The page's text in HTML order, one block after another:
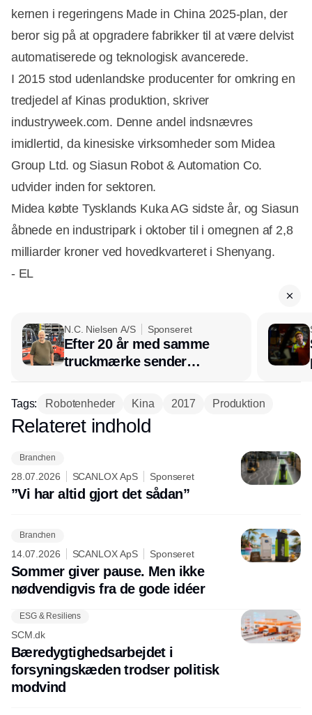
kernen i regeringens Made in China 2025-plan, der
beror sig på at opgradere fabrikker til at være delvist
automatiserede og teknologisk avancerede.
I 2015 stod udenlandske producenter for omkring en
tredjedel af Kinas produktion, skriver
industryweek.com. Denne andel indsnævres
imidlertid, da kinesiske virksomheder som Midea
Group Ltd. og Siasun Robot & Automation Co.
udvider inden for sektoren.
Midea købte Tysklands Kuka AG sidste år, og Siasun
åbnede en industripark i oktober til i omegnen af 2,8
milliarder kroner ved hovedkvarteret i Shenyang.
- EL
N.C. Nielsen A/S Sponseret
Efter 20 år med samme
truckmærke sender
lagerchef stafetten videre
hos INOX
Tags: Robotenheder Kina 2017 Produktion
Annonce
Relateret indhold
Branchen
28.07.2026 SCANLOX ApS Sponseret
”Vi har altid gjort det sådan”
Branchen
14.07.2026 SCANLOX ApS Sponseret
Sommer giver pause. Men ikke
nødvendigvis fra de gode idéer
ESG & Resiliens
SCM.dk
Bæredygtighedsarbejdet i
forsyningskæden trodser politisk
modvind